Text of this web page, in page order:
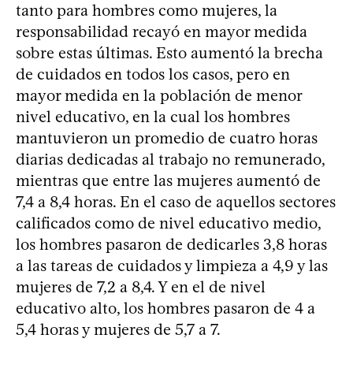
tanto para hombres como mujeres, la
responsabilidad recayó en mayor medida
sobre estas últimas. Esto aumentó la brecha
de cuidados en todos los casos, pero en
mayor medida en la población de menor
nivel educativo, en la cual los hombres
mantuvieron un promedio de cuatro horas
diarias dedicadas al trabajo no remunerado,
mientras que entre las mujeres aumentó de
7,4 a 8,4 horas. En el caso de aquellos sectores
calificados como de nivel educativo medio,
los hombres pasaron de dedicarles 3,8 horas
a las tareas de cuidados y limpieza a 4,9 y las
mujeres de 7,2 a 8,4. Y en el de nivel
educativo alto, los hombres pasaron de 4 a
5,4 horas y mujeres de 5,7 a 7.